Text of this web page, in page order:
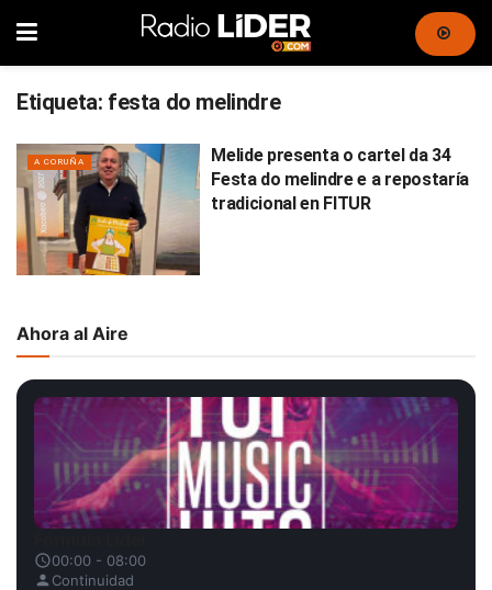
Etiqueta: festa do melindre
A CORUÑA
Melide presenta o cartel da 34
Festa do melindre e a repostaría
tradicional en FITUR
Ahora al Aire
00:00 - 08:00
Continuidad